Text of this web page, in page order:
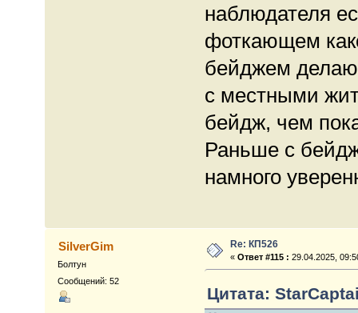
наблюдателя
фоткающем
бейджем
с местными
бейдж, чем
Раньше с
намного
SilverGim
Болтун
Сообщений: 52
Re: КП526
«Ответ #115 : 29.04.2025,
Цитата: